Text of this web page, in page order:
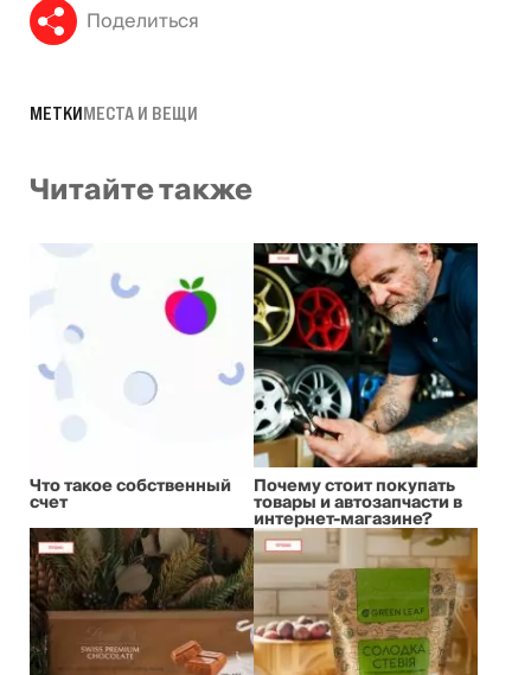
Поделиться
МЕТКИМЕСТА И ВЕЩИ
Читайте также
Что такое собственный
счет
Почему стоит покупать
товары и автозапчасти в
интернет-магазине?